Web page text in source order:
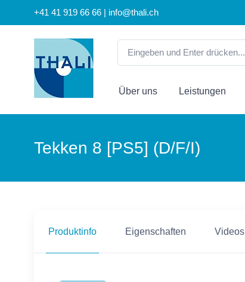
+41 41 919 66 66 | info@thali.ch
Über uns Leistungen
Tekken 8 [PS5] (D/F/I)
Produktinfo Eigenschaften Videos